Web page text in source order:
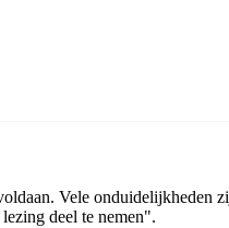
Vele onduidelijkheden
deel te nemen".